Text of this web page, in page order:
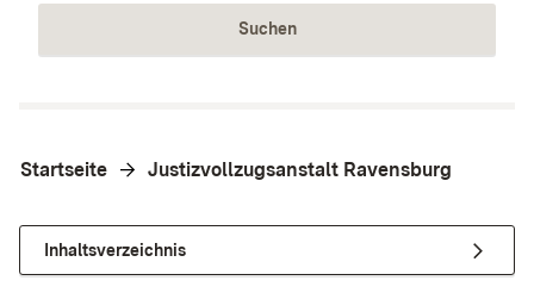
Suchen
Startseite Justizvollzugsanstalt Ravensburg
Inhaltsverzeichnis